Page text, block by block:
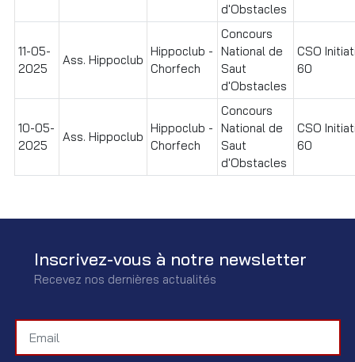
d'Obstacles
11-05-
2025
Ass. Hippoclub
Hippoclub -
Chorfech
Concours
National de
Saut
d'Obstacles
CSO
60
10-05-
2025
Ass. Hippoclub
Hippoclub -
Chorfech
Concours
National de
Saut
d'Obstacles
CSO
60
Inscrivez-vous à notre newsletter
Recevez nos dernières actualités